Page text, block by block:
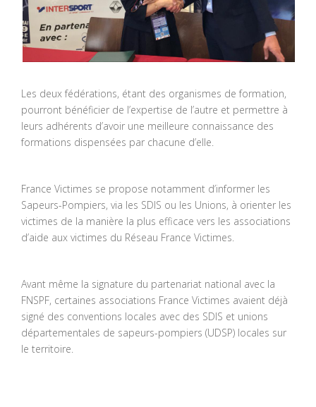
Les deux fédérations, étant des organismes de formation,
pourront bénéficier de l’expertise de l’autre et permettre à
leurs adhérents d’avoir une meilleure connaissance des
formations dispensées par chacune d’elle.
France Victimes se propose notamment d’informer les
Sapeurs-Pompiers, via les SDIS ou les Unions, à orienter les
victimes de la manière la plus efficace vers les associations
d’aide aux victimes du Réseau France Victimes.
Avant même la signature du partenariat national avec la
FNSPF, certaines associations France Victimes avaient déjà
signé des conventions locales avec des SDIS et unions
départementales de sapeurs-pompiers (UDSP) locales sur
le territoire.